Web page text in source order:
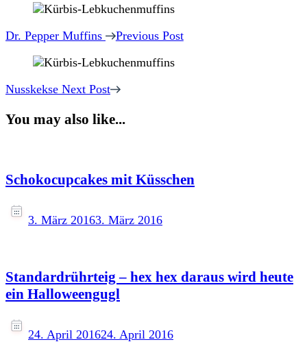
Post
Navigation
Dr. Pepper Muffins Previous Post
Nusskekse Next Post
You may also like...
Schokocupcakes mit Küsschen
3. März 20163. März 2016
Standardrührteig – hex hex daraus wird heute
ein Halloweengugl
24. April 201624. April 2016